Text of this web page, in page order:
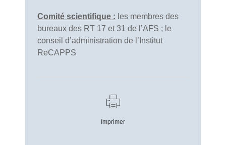
Comité scientifique : les membres des
bureaux des RT 17 et 31 de l’AFS ; le
conseil d’administration de l’Institut
ReCAPPS
Imprimer